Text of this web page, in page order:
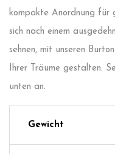
kompakte Anordnung für
sich nach einem
sehnen, mit unseren
Ihrer Träume gestalten.
unten an.
Gewicht